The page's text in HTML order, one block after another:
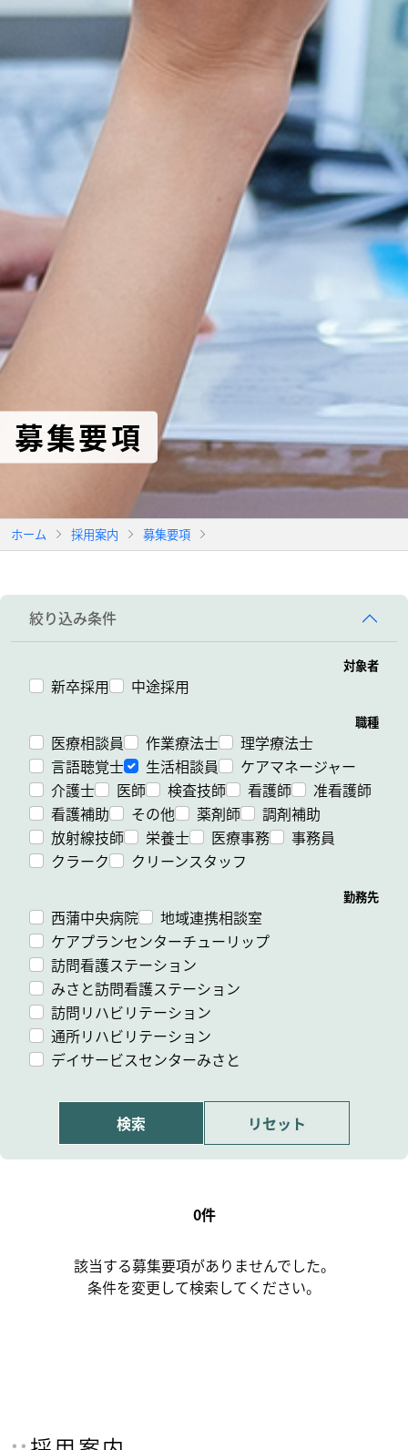
募集要項
ホーム 採用案内 募集要項
絞り込み条件
対象者
新卒採用 中途採用
職種
医療相談員 作業療法士
理学療法士
言語聴覚士
生活相談員
ケアマネージャー
介護士
医師 検査技師 看護師
准看護師
看護補助
その他 薬剤師
調剤補助
放射線技師
栄養士 医療事務
事務員
クラーク
クリーンスタッフ
勤務先
西蒲中央病院
地域連携相談室
ケアプランセンターチューリップ
訪問看護ステーション
みさと訪問看護ステーション
訪問リハビリテーション
通所リハビリテーション
デイサービスセンターみさと
0件
該当する募集要項がありませんでした。
条件を変更して検索してください。